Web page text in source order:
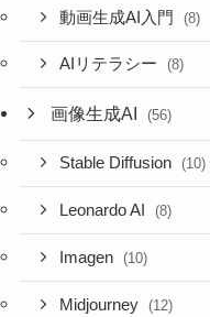
動画生成AI入門 (8)
AIリテラシー (8)
画像生成AI (56)
Stable Diffusion (10)
Leonardo AI (8)
Imagen (10)
Midjourney (12)